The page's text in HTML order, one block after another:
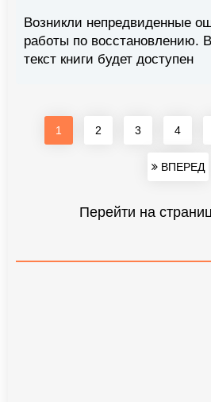
Возникли непредвиденные
работы по восстановлению.
текст книги будет доступен
1 2 3 4
ВПЕРЕД
Перейти на